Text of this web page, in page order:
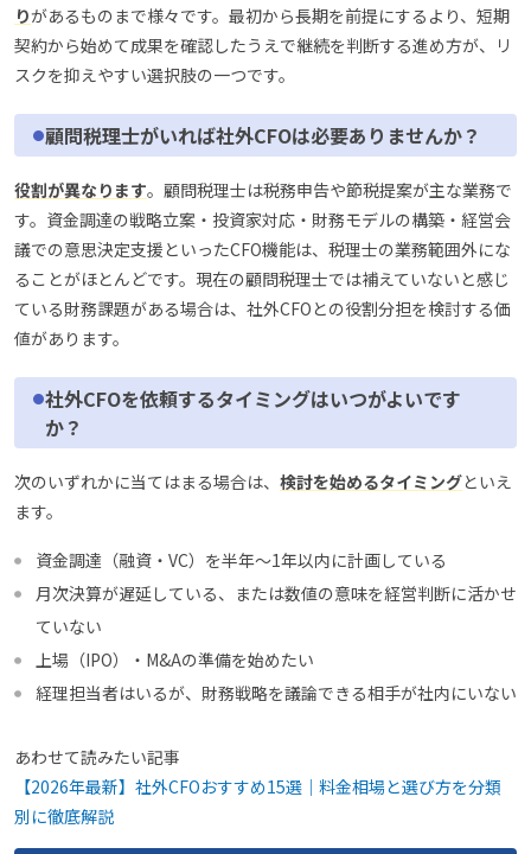
りがあるものまで様々です。最初から長期を前提にするより、短期
契約から始めて成果を確認したうえで継続を判断する進め方が、リ
スクを抑えやすい選択肢の一つです。
顧問税理士がいれば社外CFOは必要ありませんか？
役割が異なります。顧問税理士は税務申告や節税提案が主な業務で
す。資金調達の戦略立案・投資家対応・財務モデルの構築・経営会
議での意思決定支援といったCFO機能は、税理士の業務範囲外にな
ることがほとんどです。現在の顧問税理士では補えていないと感じ
ている財務課題がある場合は、社外CFOとの役割分担を検討する価
値があります。
社外CFOを依頼するタイミングはいつがよいです
か？
次のいずれかに当てはまる場合は、 検討を始めるタイミングといえ
ます。
資金調達（融資・VC）を半年〜1年以内に計画している
月次決算が遅延している、または数値の意味を経営判断に活かせ
ていない
上場（IPO）・M&Aの準備を始めたい
経理担当者はいるが、財務戦略を議論できる相手が社内にいない
あわせて読みたい記事
【2026年最新】社外CFOおすすめ15選｜料金相場と選び方を分類
別に徹底解説